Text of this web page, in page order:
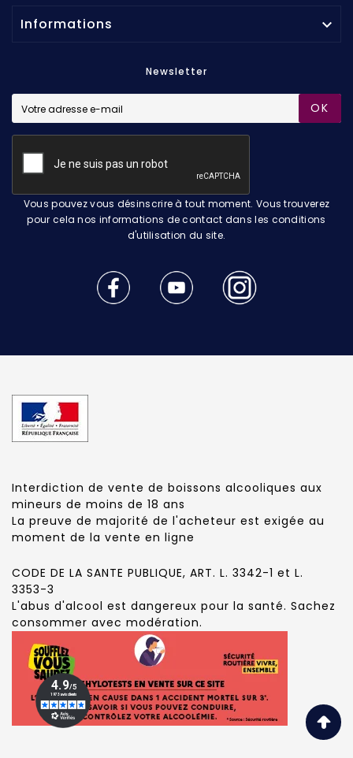
Informations 
Newsletter
OK
Vous pouvez vous désinscrire à tout moment. Vous trouverez
pour cela nos informations de contact dans les conditions
d'utilisation du site.
Interdiction de vente de boissons alcooliques aux
mineurs de moins de 18 ans
La preuve de majorité de l'acheteur est exigée au
moment de la vente en ligne
CODE DE LA SANTE PUBLIQUE, ART. L. 3342-1 et L.
3353-3
L'abus d'alcool est dangereux pour la santé. Sachez
consommer avec modération.